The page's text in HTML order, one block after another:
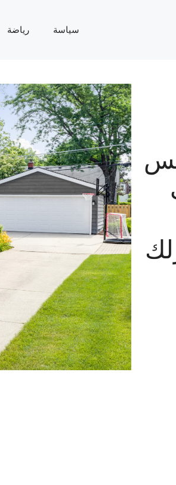
سياسة رياضة